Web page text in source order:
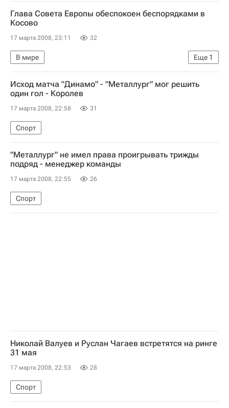
Глава Совета Европы обеспокоен беспорядками в
Косово
17 марта 2008, 23:11 32
Еще 1
В мире
Обострение ситуации в Косовска-Митровице
Исход матча "Динамо" - "Металлург" мог решить
один гол - Королев
17 марта 2008, 22:58 31
Спорт
"Металлург" не имел права проигрывать трижды
подряд - менеджер команды
17 марта 2008, 22:55 26
Спорт
Николай Валуев и Руслан Чагаев встретятся на ринге
31 мая
17 марта 2008, 22:53 28
Спорт